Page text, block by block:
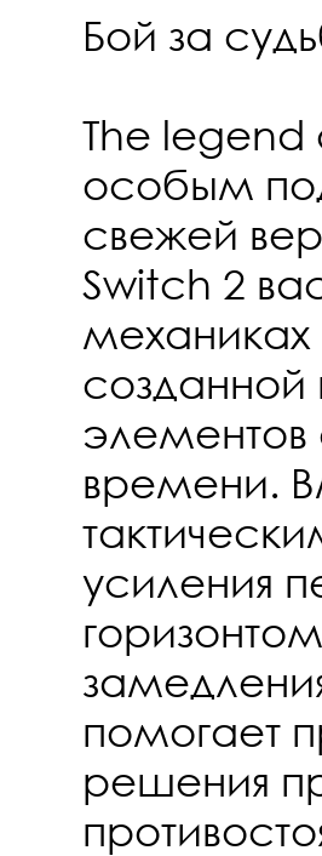
Бой за
The legend
особым
свежей
Switch 2
механиках
созданной
элементов
времени.
усиления
помогает
решения